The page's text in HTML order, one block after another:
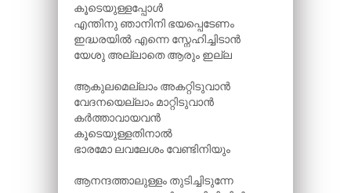
കൂടെയുള്ളപ്പോൾ
എന്തിനു ഞാനിനി ഭയപ്പെടേണം
ഇദ്ധരയിൽ എന്നെ സ്നേഹിച്ചിടാൻ
യേശു അല്ലാതെ ആരും ഇല്ല
ആകുലമെല്ലാം അകറ്റിടുവാൻ
വേദനയെല്ലാം മാറ്റിടുവാൻ
കർത്താവായവൻ
കൂടെയുള്ളതിനാൽ
ഭാരമോ ലവലേശം വേണ്ടിനിയും
ആനന്ദത്താലുള്ളം തുടിച്ചിടുന്നേ